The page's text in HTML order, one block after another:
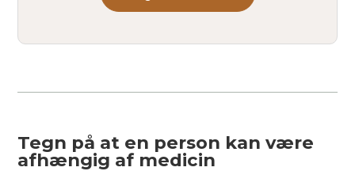
Tegn på at en person kan være
afhængig af medicin